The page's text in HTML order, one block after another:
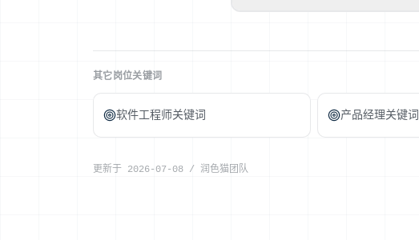
系统——面试一问流程就知道。
其它岗位关键词
软件工程师关键词 产品经理关键词
更新于 2026-07-08 / 润色猫团队